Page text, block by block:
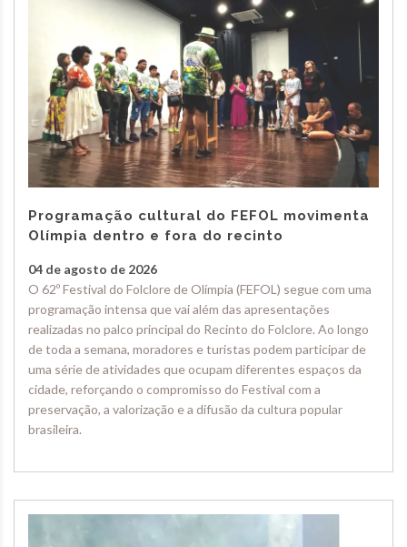
Programação cultural do FEFOL movimenta
Olímpia dentro e fora do recinto
04 de agosto de 2026
O 62º Festival do Folclore de Olímpia (FEFOL) segue com uma
programação intensa que vai além das apresentações
realizadas no palco principal do Recinto do Folclore. Ao longo
de toda a semana, moradores e turistas podem participar de
uma série de atividades que ocupam diferentes espaços da
cidade, reforçando o compromisso do Festival com a
preservação, a valorização e a difusão da cultura popular
brasileira.